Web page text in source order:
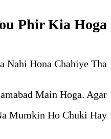
Phir Kia Hoga
Hona Chahiye Tha.
Main Hoga. Agar
Mumkin Ho Chuki Hay.